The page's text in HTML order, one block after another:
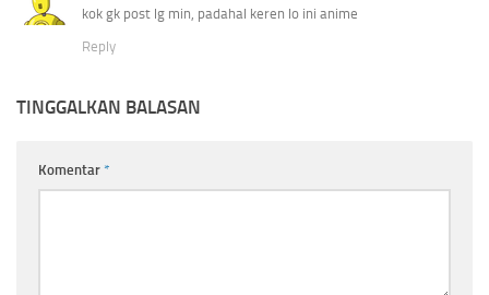
kok gk post lg min, padahal keren lo ini anime
Reply
TINGGALKAN BALASAN
Komentar *